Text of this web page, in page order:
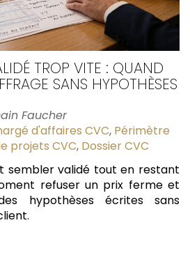
TROP VITE : QUAND
SANS HYPOTHÈSES
Faucher
d'affaires CVC, Périmètre
projets CVC, Dossier CVC
sembler validé tout en restant
refuser un prix ferme et
hypothèses écrites sans